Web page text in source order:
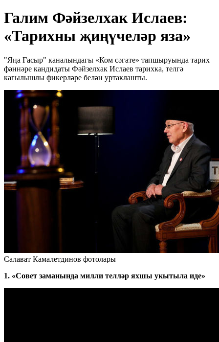
Галим Фәйзелхак Ислаев:
«Тарихны җиңүчеләр яза»
"Яңа Гасыр" каналындагы «Ком сәгате» тапшыруында тарих
фәннәре кандидаты Фәйзелхак Ислаев тарихка, телгә
кагылышлы фикерләре белән уртаклашты.
Салават Камалетдинов фотолары
1. «Совет заманында милли телләр яхшы укытыла иде»